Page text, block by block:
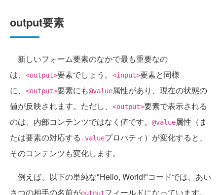
output要素
新しいフォーム要素のなかで最も重要なの
は、
<output>要素でしょう。 <input>要素と同様
に、
<output>要素にも@value属性があり、現在の状態の
値が反映されます。ただし、
<output>要素で表示される
のは、内部コンテンツではなく値です。
@value属性（ま
たは要素の対応する .valueプロパティ）が変化すると、
そのコンテンツも変化します。
例えば、以下の単純な"Hello, World!"コードでは、あい
さつの相手の名前がoutputフィールドになっています。